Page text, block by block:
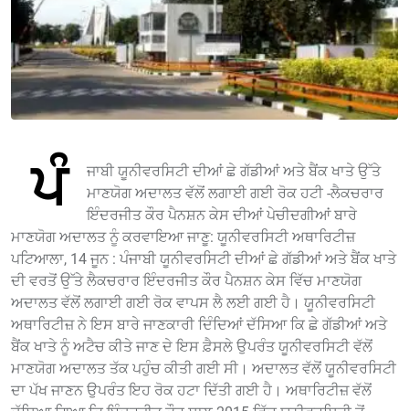
ਪੰ
ਜਾਬੀ ਯੂਨੀਵਰਸਿਟੀ ਦੀਆਂ ਛੇ ਗੱਡੀਆਂ ਅਤੇ ਬੈਂਕ ਖਾਤੇ ਉੱਤੇ
ਮਾਣਯੋਗ ਅਦਾਲਤ ਵੱਲੋਂ ਲਗਾਈ ਗਈ ਰੋਕ ਹਟੀ -ਲੈਕਚਰਾਰ
ਇੰਦਰਜੀਤ ਕੌਰ ਪੈਨਸ਼ਨ ਕੇਸ ਦੀਆਂ ਪੇਚੀਦਗੀਆਂ ਬਾਰੇ
ਮਾਣਯੋਗ ਅਦਾਲਤ ਨੂੰ ਕਰਵਾਇਆ ਜਾਣੂ: ਯੂਨੀਵਰਸਿਟੀ ਅਥਾਰਿਟੀਜ਼
ਪਟਿਆਲਾ, 14 ਜੂਨ : ਪੰਜਾਬੀ ਯੂਨੀਵਰਸਿਟੀ ਦੀਆਂ ਛੇ ਗੱਡੀਆਂ ਅਤੇ ਬੈਂਕ ਖਾਤੇ
ਦੀ ਵਰਤੋਂ ਉੱਤੇ ਲੈਕਚਰਾਰ ਇੰਦਰਜੀਤ ਕੌਰ ਪੈਨਸ਼ਨ ਕੇਸ ਵਿੱਚ ਮਾਣਯੋਗ
ਅਦਾਲਤ ਵੱਲੋਂ ਲਗਾਈ ਗਈ ਰੋਕ ਵਾਪਸ ਲੈ ਲਈ ਗਈ ਹੈ। ਯੂਨੀਵਰਸਿਟੀ
ਅਥਾਰਿਟੀਜ਼ ਨੇ ਇਸ ਬਾਰੇ ਜਾਣਕਾਰੀ ਦਿੰਦਿਆਂ ਦੱਸਿਆ ਕਿ ਛੇ ਗੱਡੀਆਂ ਅਤੇ
ਬੈਂਕ ਖਾਤੇ ਨੂੰ ਅਟੈਚ ਕੀਤੇ ਜਾਣ ਦੇ ਇਸ ਫ਼ੈਸਲੇ ਉਪਰੰਤ ਯੂਨੀਵਰਸਿਟੀ ਵੱਲੋਂ
ਮਾਣਯੋਗ ਅਦਾਲਤ ਤੱਕ ਪਹੁੰਚ ਕੀਤੀ ਗਈ ਸੀ। ਅਦਾਲਤ ਵੱਲੋਂ ਯੂਨੀਵਰਸਿਟੀ
ਦਾ ਪੱਖ ਜਾਣਨ ਉਪਰੰਤ ਇਹ ਰੋਕ ਹਟਾ ਦਿੱਤੀ ਗਈ ਹੈ। ਅਥਾਰਿਟੀਜ਼ ਵੱਲੋਂ